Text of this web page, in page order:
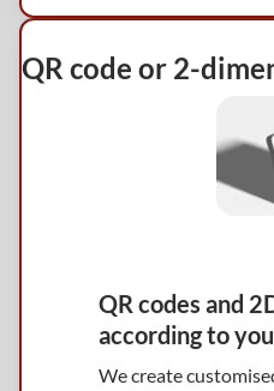
QR code or 2-
QR codes and
according to
We create